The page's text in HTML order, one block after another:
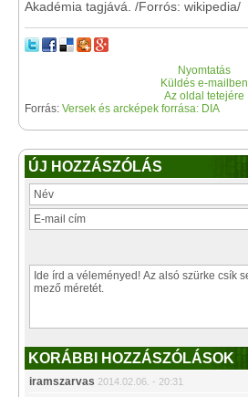
Akadémia tagjává. /Forrós: wikipedia/
Nyomtatás
Küldés e-mailben
Az oldal tetejére
Forrás: Versek és arcképek forrása: DIA
ÚJ HOZZÁSZÓLÁS
KORÁBBI HOZZÁSZÓLÁSOK
iramszarvas 2014.02.06. - 20:31